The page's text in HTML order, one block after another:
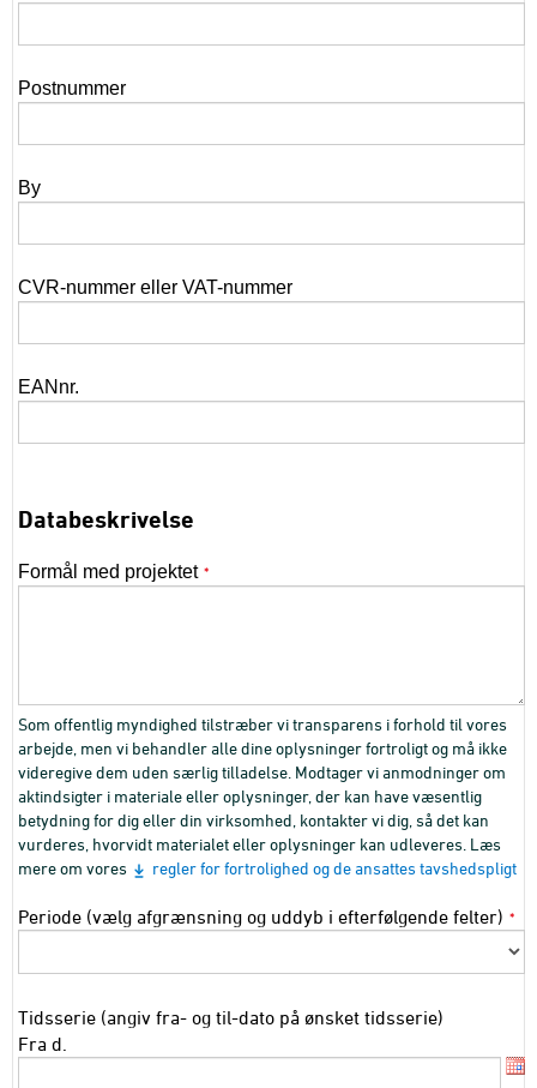
Postnummer
By
CVR-nummer eller VAT-nummer
EANnr.
Databeskrivelse
Formål med projektet *
Som offentlig myndighed tilstræber vi transparens i forhold til vores
arbejde, men vi behandler alle dine oplysninger fortroligt og må ikke
videregive dem uden særlig tilladelse. Modtager vi anmodninger om
aktindsigter i materiale eller oplysninger, der kan have væsentlig
betydning for dig eller din virksomhed, kontakter vi dig, så det kan
vurderes, hvorvidt materialet eller oplysninger kan udleveres. Læs
mere om vores
regler for fortrolighed og de ansattes tavshedspligt
Periode (vælg afgrænsning og uddyb i efterfølgende felter) *
Tidsserie (angiv fra- og til-dato på ønsket tidsserie)
Fra d.